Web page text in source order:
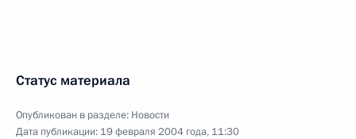
Статус материала
Опубликован в разделе: Новости
Дата публикации: 19 февраля 2004 года, 11:30